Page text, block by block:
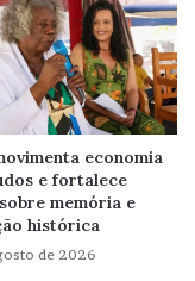
economia
e fortalece
memória e
histórica
de 2026